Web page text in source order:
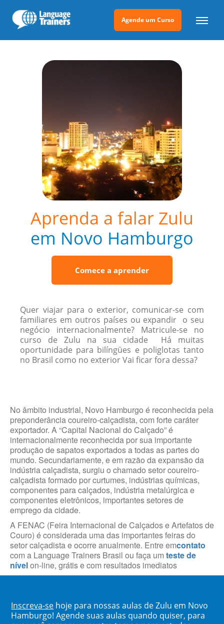
Agende um Curso
Aprenda a falar Zulu
em Novo Hamburgo
Comece a aprender
Quer viajar para o exterior, comunicar-se com
familiares em outros países ou expandir o seu
negócio internacionalmente? Matricule-se no
curso de Zulu na sua cidade Há muitas
oportunidade para bilíngües e poliglotas tanto
no Brasil como no exterior Vai ficar fora dessa?
No âmbito industrial, Novo Hamburgo é reconhecida pela
preponderância coureiro-calçadista, com forte caráter
exportador. A “Capital Nacional do Calçado” é
internacionalmente reconhecida por sua importante
produção de sapatos exportados a todas as partes do
mundo. Secundariamente, e em razão da expansão da
indústria calçadista, surgiu o chamado setor coureiro-
calçadista formado por curtumes, indústrias químicas,
componentes para calçados, indústria metalúrgica e
componentes eletrônicos, importantes setores de
emprego da cidade.
A FENAC (Feira Internacional de Calçados e Artefatos de
Couro) é considerada uma das importantes feiras do
setor calçadista e ocorre anualmente. Entre emcontato
com a Language Trainers Brasil ou faça um teste de
nívelon-line, grátis e com resultados imediatos
Inscreva-se hoje para nossas aulas de Zulu em Novo
Hamburgo! Agende suas aulas quando quiser, para